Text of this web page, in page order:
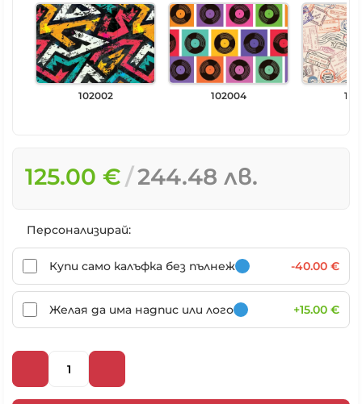
102002 102004
125.00 € 244.48 лв.
Персонализирай:
Купи само калъфка без пълнеж -40.00 €
Желая да има надпис или лого +15.00 €